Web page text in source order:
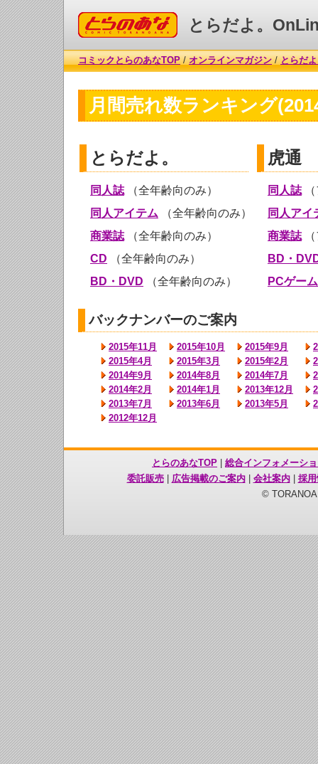
コミックとらのあな とらだよ。
コミックとらのあなTOP/オンラインマガジン/とらだ
月間売れ数ランキング
とらだよ。
同人誌 （全年齢向のみ）
同人アイテム （全年齢向のみ）
商業誌 （全年齢向のみ）
CD （全年齢向のみ）
BD・DVD （全年齢向のみ）
虎通
同人誌
同人アイ
商業誌
BD・
PCゲーム
バックナンバーのご案内
2015年11月 2015年10月 2015年9月
2015年4月
2015年3月 2015年2月
2014年9月
2014年8月 2014年7月
2014年2月
2014年1月 2013年12月
2013年7月
2013年6月 2013年5月
2012年12月
とらのあなTOP
総合インフォメーシ
委託販売| 広告掲載のご案内| 会社案内| 採
©